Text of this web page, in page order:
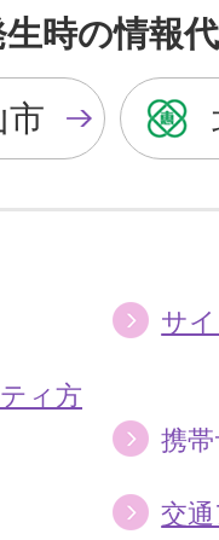
を
黒
色
に
を
青
色
に
時の情報
市
サ
ィ方
携
交